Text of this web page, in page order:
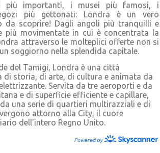
più importanti, i musei più famosi, i
più gettonati: Londra è un vero
da scoprire! Dagli angoli più tranquilli e
più movimentate in cui è concentrata la
attraverso le molteplici offerte non si
soggiorno nella splendida capitale.
del Tamigi, Londra è una città
di storia, di arte, di cultura e animata da
Servita da tre aeroporti e da
e di superficie efficiente e capillare,
una serie di quartieri multirazziali e di
attorno alla City, il cuore
dell'intero Regno Unito.